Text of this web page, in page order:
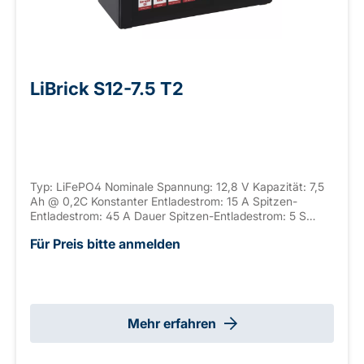
LiBrick S12-7.5 T2
Typ: LiFePO4 Nominale Spannung: 12,8 V Kapazität: 7,5
Ah @ 0,2C Konstanter Entladestrom: 15 A Spitzen-
Entladestrom: 45 A Dauer Spitzen-Entladestrom: 5 S
verschaltbar: / Parallel verschaltbar: max. 4 Abmaße: 151
Für Preis bitte anmelden
Mehr erfahren